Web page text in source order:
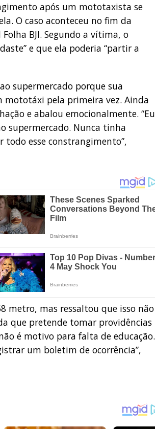
após um mototaxista se
O caso aconteceu no fim da
BJI. Segundo a vítima, o
e que ela poderia “partir a
supermercado porque sua
pela primeira vez. Ainda
e abalou emocionalmente. “Eu
supermercado. Nunca tinha
todo esse constrangimento”,
metro, mas ressaltou que isso não
que pretende tomar providências
é motivo para falta de educação.
um boletim de ocorrência”,